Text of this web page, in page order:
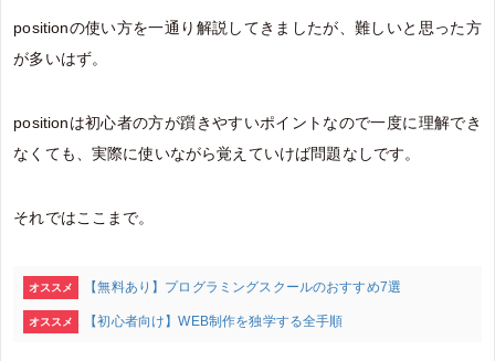
positionの使い方を一通り解説してきましたが、難しいと思った方
が多いはず。
positionは初心者の方が躓きやすいポイントなので一度に理解でき
なくても、実際に使いながら覚えていけば問題なしです。
それではここまで。
オススメ 【無料あり】プログラミングスクールのおすすめ7選
オススメ 【初心者向け】WEB制作を独学する全手順